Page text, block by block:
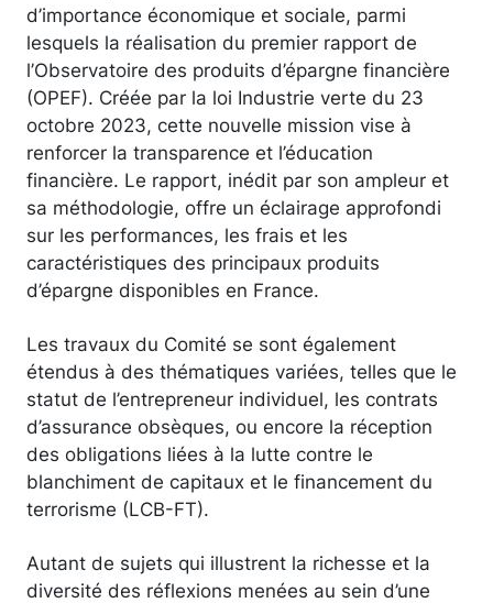
d’importance économique et sociale, parmi
lesquels la réalisation du premier rapport de
l’Observatoire des produits d’épargne financière
(OPEF). Créée par la loi Industrie verte du 23
octobre 2023, cette nouvelle mission vise à
renforcer la transparence et l’éducation
financière. Le rapport, inédit par son ampleur et
sa méthodologie, offre un éclairage approfondi
sur les performances, les frais et les
caractéristiques des principaux produits
d’épargne disponibles en France.
Les travaux du Comité se sont également
étendus à des thématiques variées, telles que le
statut de l’entrepreneur individuel, les contrats
d’assurance obsèques, ou encore la réception
des obligations liées à la lutte contre le
blanchiment de capitaux et le financement du
terrorisme (LCB-FT).
Autant de sujets qui illustrent la richesse et la
diversité des réflexions menées au sein d’une